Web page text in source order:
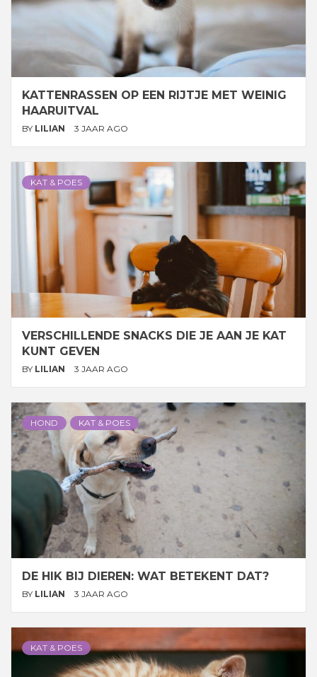
KATTENRASSEN OP EEN RIJTJE MET WEINIG
HAARUITVAL
BY LILIAN 3 JAAR AGO
KAT & POES
VERSCHILLENDE SNACKS DIE JE AAN JE KAT
KUNT GEVEN
BY LILIAN 3 JAAR AGO
HOND KAT & POES
DE HIK BIJ DIEREN: WAT BETEKENT DAT?
BY LILIAN 3 JAAR AGO
KAT & POES